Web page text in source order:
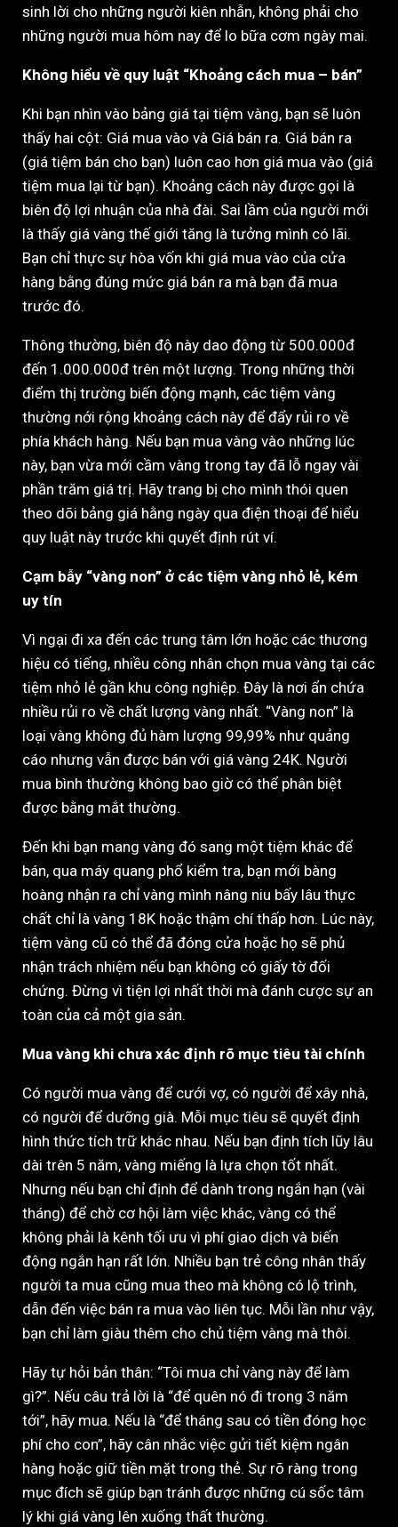
sinh lời cho những người kiên nhẫn, không phải cho
những người mua hôm nay để lo bữa cơm ngày mai.
Không hiểu về quy luật “Khoảng cách mua – bán”
Khi bạn nhìn vào bảng giá tại tiệm vàng, bạn sẽ luôn
thấy hai cột: Giá mua vào và Giá bán ra. Giá bán ra
(giá tiệm bán cho bạn) luôn cao hơn giá mua vào (giá
tiệm mua lại từ bạn). Khoảng cách này được gọi là
biên độ lợi nhuận của nhà đài. Sai lầm của người mới
là thấy giá vàng thế giới tăng là tưởng mình có lãi.
Bạn chỉ thực sự hòa vốn khi giá mua vào của cửa
hàng bằng đúng mức giá bán ra mà bạn đã mua
trước đó.
Thông thường, biên độ này dao động từ 500.000đ
đến 1.000.000đ trên một lượng. Trong những thời
điểm thị trường biến động mạnh, các tiệm vàng
thường nới rộng khoảng cách này để đẩy rủi ro về
phía khách hàng. Nếu bạn mua vàng vào những lúc
này, bạn vừa mới cầm vàng trong tay đã lỗ ngay vài
phần trăm giá trị. Hãy trang bị cho mình thói quen
theo dõi bảng giá hằng ngày qua điện thoại để hiểu
quy luật này trước khi quyết định rút ví.
Cạm bẫy “vàng non” ở các tiệm vàng nhỏ lẻ, kém
uy tín
Vì ngại đi xa đến các trung tâm lớn hoặc các thương
hiệu có tiếng, nhiều công nhân chọn mua vàng tại các
tiệm nhỏ lẻ gần khu công nghiệp. Đây là nơi ẩn chứa
nhiều rủi ro về chất lượng vàng nhất. “Vàng non” là
loại vàng không đủ hàm lượng 99,99% như quảng
cáo nhưng vẫn được bán với giá vàng 24K. Người
mua bình thường không bao giờ có thể phân biệt
được bằng mắt thường.
Đến khi bạn mang vàng đó sang một tiệm khác để
bán, qua máy quang phổ kiểm tra, bạn mới bàng
hoàng nhận ra chỉ vàng mình nâng niu bấy lâu thực
chất chỉ là vàng 18K hoặc thậm chí thấp hơn. Lúc này,
tiệm vàng cũ có thể đã đóng cửa hoặc họ sẽ phủ
nhận trách nhiệm nếu bạn không có giấy tờ đối
chứng. Đừng vì tiện lợi nhất thời mà đánh cược sự an
toàn của cả một gia sản.
Mua vàng khi chưa xác định rõ mục tiêu tài chính
Có người mua vàng để cưới vợ, có người để xây nhà,
có người để dưỡng già. Mỗi mục tiêu sẽ quyết định
hình thức tích trữ khác nhau. Nếu bạn định tích lũy lâu
dài trên 5 năm, vàng miếng là lựa chọn tốt nhất.
Nhưng nếu bạn chỉ định để dành trong ngắn hạn (vài
tháng) để chờ cơ hội làm việc khác, vàng có thể
không phải là kênh tối ưu vì phí giao dịch và biến
động ngắn hạn rất lớn. Nhiều bạn trẻ công nhân thấy
người ta mua cũng mua theo mà không có lộ trình,
dẫn đến việc bán ra mua vào liên tục. Mỗi lần như vậy,
bạn chỉ làm giàu thêm cho chủ tiệm vàng mà thôi.
Hãy tự hỏi bản thân: “Tôi mua chỉ vàng này để làm
gì?”. Nếu câu trả lời là “để quên nó đi trong 3 năm
tới”, hãy mua. Nếu là “để tháng sau có tiền đóng học
phí cho con”, hãy cân nhắc việc gửi tiết kiệm ngân
hàng hoặc giữ tiền mặt trong thẻ. Sự rõ ràng trong
mục đích sẽ giúp bạn tránh được những cú sốc tâm
lý khi giá vàng lên xuống thất thường.